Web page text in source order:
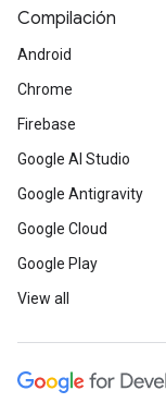
Compilación
Android
Chrome
Firebase
Google AI Studio
Google Antigravity
Google Cloud
Google Play
View all